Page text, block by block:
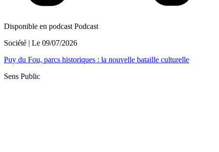
Disponible en podcast Podcast
Société | Le 09/07/2026
Puy du Fou, parcs historiques : la nouvelle bataille culturelle
Sens Public